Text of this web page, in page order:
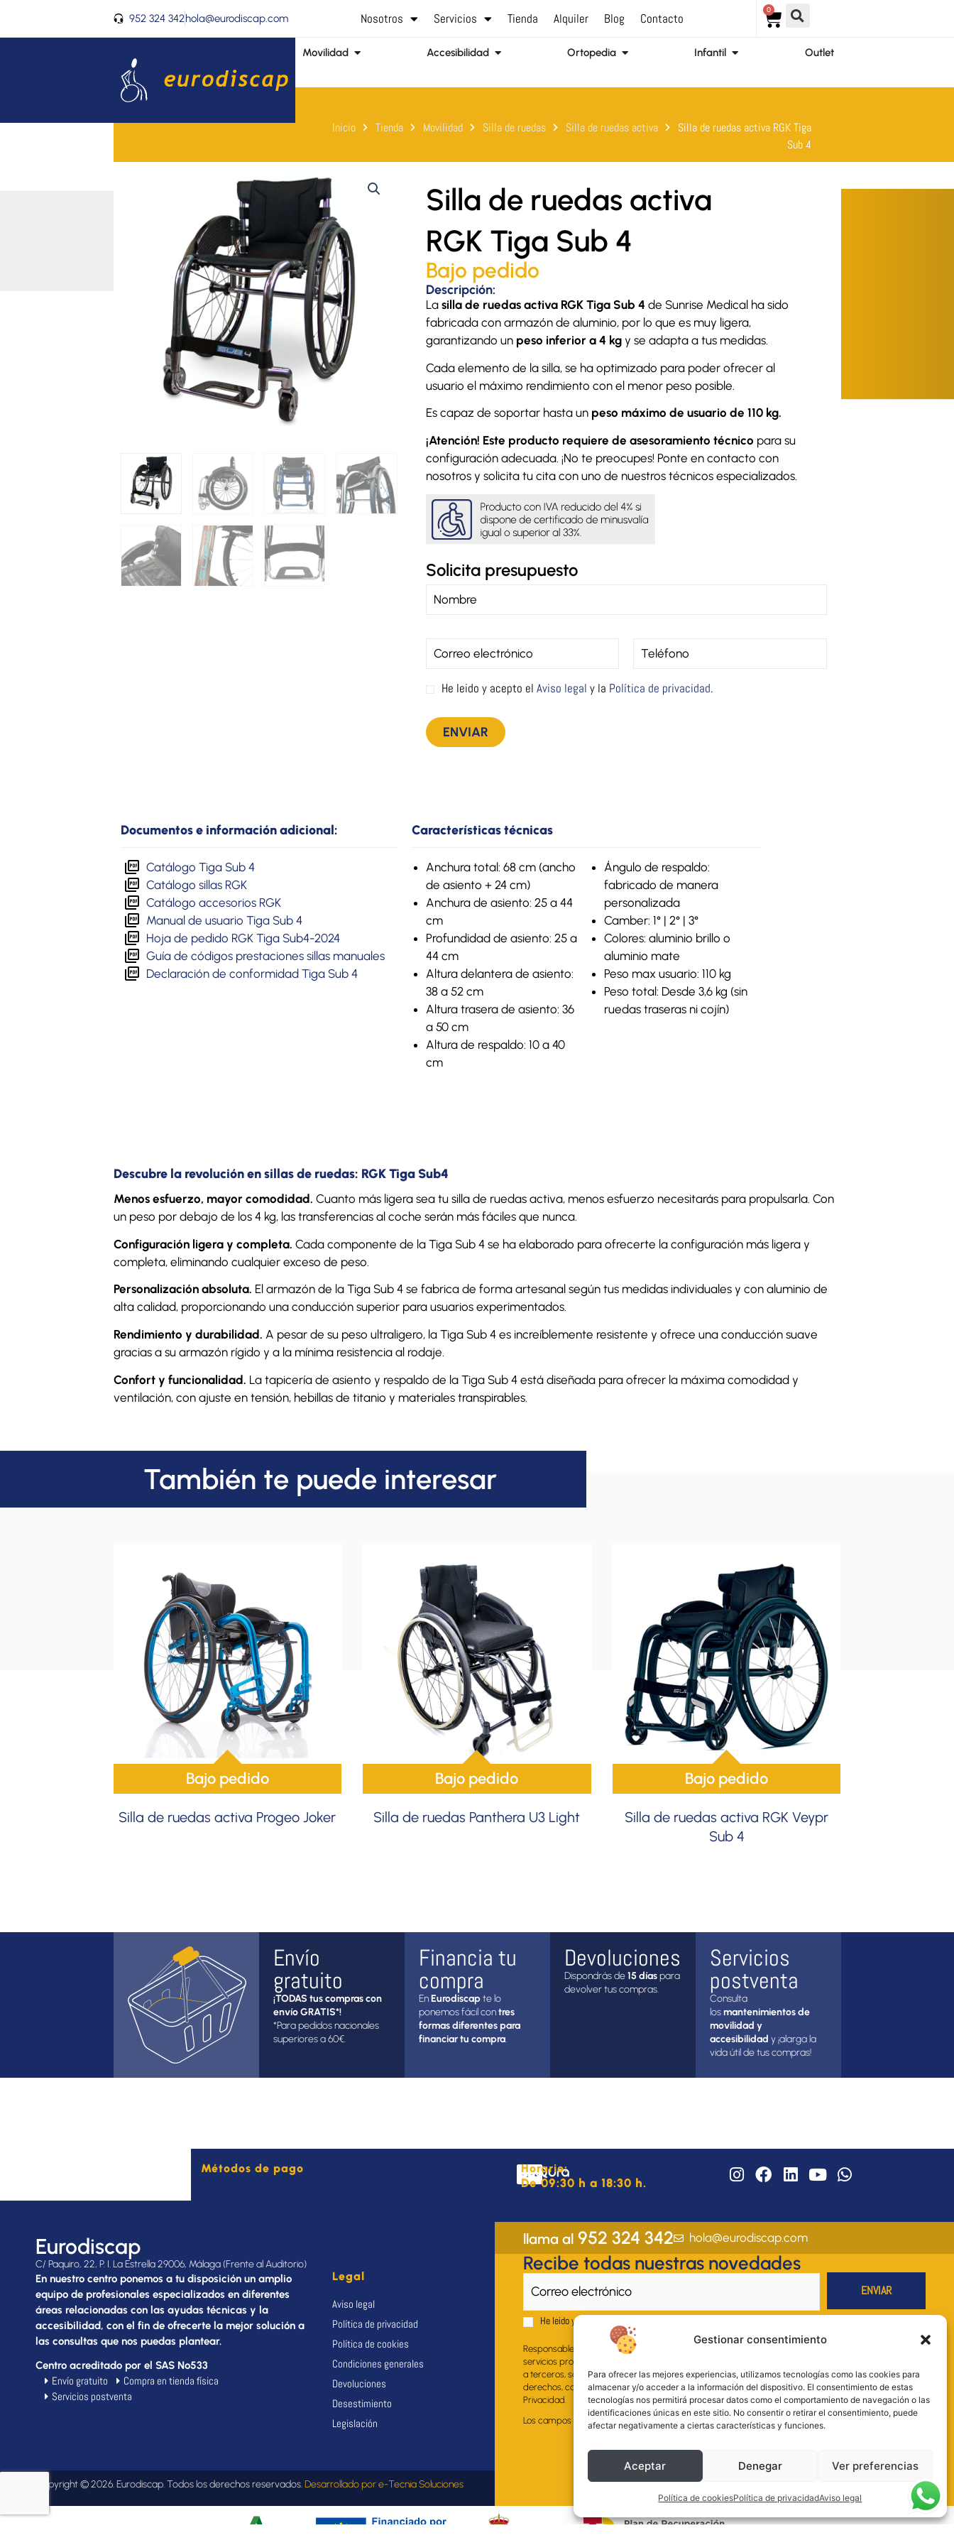
Gestionar consentimiento
Para ofrecer las mejores experiencias, utilizamos tecnologías como las cookies para
almacenar y/o acceder a la información del dispositivo. El consentimiento de estas
tecnologías nos permitirá procesar datos como el comportamiento de navegación o las
identificaciones únicas en este sitio. No consentir o retirar el consentimiento, puede
afectar negativamente a ciertas características y funciones.
Aceptar Denegar Ver preferencias
Política de cookiesPolítica de privacidadAviso legal
contenido
952 324 342hola@eurodiscap.com Nosotros Servicios Tienda Alquiler Blog Contacto
0
Carrito
Movilidad Abrir Movilidad Accesibilidad Abrir AccesibilidadOrtopedia Abrir OrtopediaInfantil Abrir Infantil Outlet
Inicio Tienda Movilidad Silla de ruedas Silla de ruedas activa
Silla de ruedas activa RGK Tiga
Sub 4
Silla de ruedas activa
RGK Tiga Sub 4
Bajo pedido
Descripción:
Lasilla de ruedas activa RGK Tiga Sub 4 de Sunrise Medical ha sido
fabricada con armazón de aluminio, por lo que es muy ligera,
garantizando un peso inferior a 4 kgy se adapta a tus medidas.
Cada elemento de la silla, se ha optimizado para poder ofrecer al
usuario el máximo rendimiento con el menor peso posible.
Es capaz de soportar hasta un peso máximo de usuario de 110 kg.
¡Atención! Este producto requiere de asesoramiento técnico para su
configuración adecuada. ¡No te preocupes! Ponte en contacto con
nosotros y solicita tu cita con uno de nuestros técnicos especializados.
Solicita presupuesto
He leido y acepto el Aviso legal y la Política de privacidad.
Documentos e información adicional:
Catálogo Tiga Sub 4
Catálogo sillas RGK
Catálogo accesorios RGK
Manual de usuario Tiga Sub 4
Hoja de pedido RGK Tiga Sub4-2024
Guía de códigos prestaciones sillas manuales
Declaración de conformidad Tiga Sub 4
Características técnicas
Anchura total: 68 cm (ancho
de asiento + 24 cm)
Anchura de asiento: 25 a 44
cm
Profundidad de asiento: 25 a
44 cm
Altura delantera de asiento:
38 a 52 cm
Altura trasera de asiento: 36
a 50 cm
Altura de respaldo: 10 a 40
cm
Ángulo de respaldo:
fabricado de manera
personalizada
Camber: 1° | 2° | 3°
Colores: aluminio brillo o
aluminio mate
Peso max usuario: 110 kg
Peso total: Desde 3,6 kg (sin
ruedas traseras ni cojín)
Descubre la revolución en sillas de ruedas: RGK Tiga Sub4
Menos esfuerzo, mayor comodidad. Cuanto más ligera sea tu silla de ruedas activa, menos esfuerzo necesitarás para propulsarla. Con
un peso por debajo de los 4 kg, las transferencias al coche serán más fáciles que nunca.
Configuración ligera y completa. Cada componente de la Tiga Sub 4 se ha elaborado para ofrecerte la configuración más ligera y
completa, eliminando cualquier exceso de peso.
Personalización absoluta. El armazón de la Tiga Sub 4 se fabrica de forma artesanal según tus medidas individuales y con aluminio de
alta calidad, proporcionando una conducción superior para usuarios experimentados.
Rendimiento y durabilidad. A pesar de su peso ultraligero, la Tiga Sub 4 es increíblemente resistente y ofrece una conducción suave
gracias a su armazón rígido y a la mínima resistencia al rodaje.
Confort y funcionalidad. La tapicería de asiento y respaldo de la Tiga Sub 4 está diseñada para ofrecer la máxima comodidad y
ventilación, con ajuste en tensión, hebillas de titanio y materiales transpirables.
También te puede interesar
Bajo pedido
Silla de ruedas activa Progeo Joker
Bajo pedido
Silla de ruedas Panthera U3 Light
Bajo pedido
Silla de ruedas activa RGK Veypr
Sub 4
Envío
gratuito
¡TODAS tus compras con
envío GRATIS*!
*Para pedidos nacionales
superiores a 60€.
Financia tu
compra
EnEurodiscapte lo
ponemos fácil contres
formas diferentes para
financiar tu compra.
Devoluciones
Dispondrás de15 díaspara
devolver tus compras.
Servicios
postventa
Consulta
losmantenimientos de
movilidad y
accesibilidad y ¡alarga la
vida útil de tus compras!
Métodos de pago Horario:
De 09:30 h a 18:30 h.
I
n
t
a
g
r
F
a
e
b
o
o
L
i
k
e
d
i
Y
o
t
b
e
W
h
t
a
p
Eurodiscap
C/ Paquiro, 22, P. I. La Estrella 29006, Málaga (Frente al Auditorio)
En nuestro centro ponemos a tu disposición un amplio
equipo de profesionales especializados en diferentes
áreas relacionadas con las ayudas técnicas y la
accesibilidad, con el fin de ofrecerte la mejor solución a
las consultas que nos puedas plantear.
Centro acreditado por el SAS Nº533
Envío gratuito
Compra en tienda física
Servicios postventa
Legal
Aviso legal
Política de privacidad
Política de cookies
Condiciones generales
Devoluciones
Desestimiento
Legislación
llama al952 324 342 hola@eurodiscap.com
Recibe todas nuestras novedades
He leido y acepto el
Responsable del fichero: EURODISCAP.S. L; Finalidad: envío de información sobre productos y
servicios propios al suscrito. Legitimación: consentimiento; Destinatarios: no se comunicarán los datos
a terceros, salvo obligación legal; Derechos: acceder, rectificar y suprimir los datos, así como otros
derechos, como se explica en la información adicional. Más información en nuestra Política de
Privacidad.
Los campos marcados con * son necesarios para llevar a cabo el proceso de envío.
Copyright © 2026. Eurodiscap. Todos los derechos reservados.Desarrollado pore-Tecnia Soluciones